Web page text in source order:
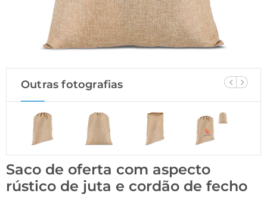
Outras fotografias
Saco de oferta com aspecto
rústico de juta e cordão de fecho